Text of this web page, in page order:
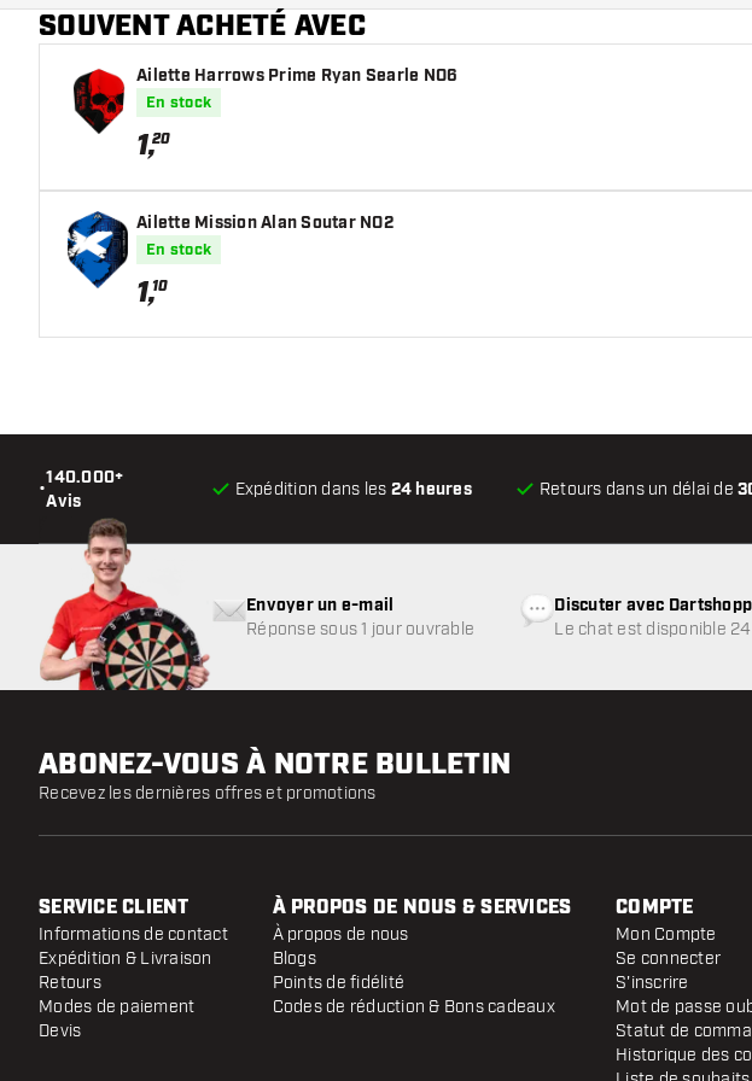
SOUVENT ACHETÉ AVEC
Ailette Harrows Prime Ryan Searle NO6
En stock
1,20
Ailette Mission Alan Soutar NO2
En stock
1,10
•
140.000+
Avis
Expédition dans les 24 heures Retours dans un délai de
Envoyer un e-mail
Réponse sous 1 jour ouvrable
Discuter avec
Le chat est disponible
ABONEZ-VOUS À NOTRE BULLETIN
Recevez les dernières offres et promotions
SERVICE CLIENT
Informations de contact
Expédition & Livraison
Retours
Modes de paiement
Devis
À PROPOS DE NOUS & SERVICES
À propos de nous
Blogs
Points de fidélité
Codes de réduction & Bons cadeaux
COMPTE
Mon Compte
Se connecter
S'inscrire
Mot de passe
Statut de
Historique des